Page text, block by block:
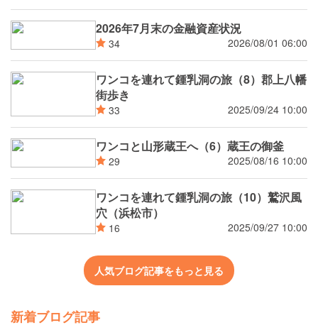
2026年7月末の金融資産状況
34 2026/08/01 06:00
ワンコを連れて鍾乳洞の旅（8）郡上八幡
街歩き
33 2025/09/24 10:00
ワンコと山形蔵王へ（6）蔵王の御釜
29 2025/08/16 10:00
ワンコを連れて鍾乳洞の旅（10）鷲沢風
穴（浜松市）
16 2025/09/27 10:00
人気ブログ記事をもっと見る
新着ブログ記事